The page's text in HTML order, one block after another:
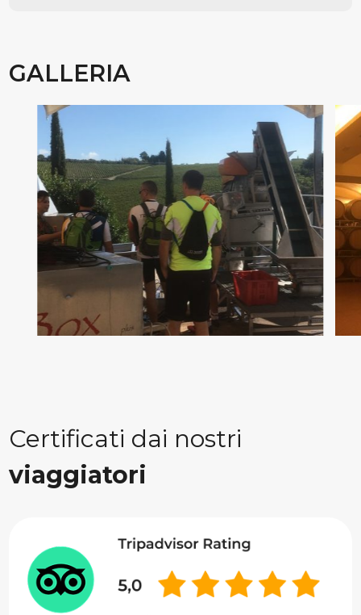
GALLERIA
Certificati dai nostri
viaggiatori